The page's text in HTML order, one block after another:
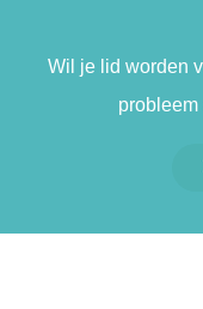
Wil je lid worden